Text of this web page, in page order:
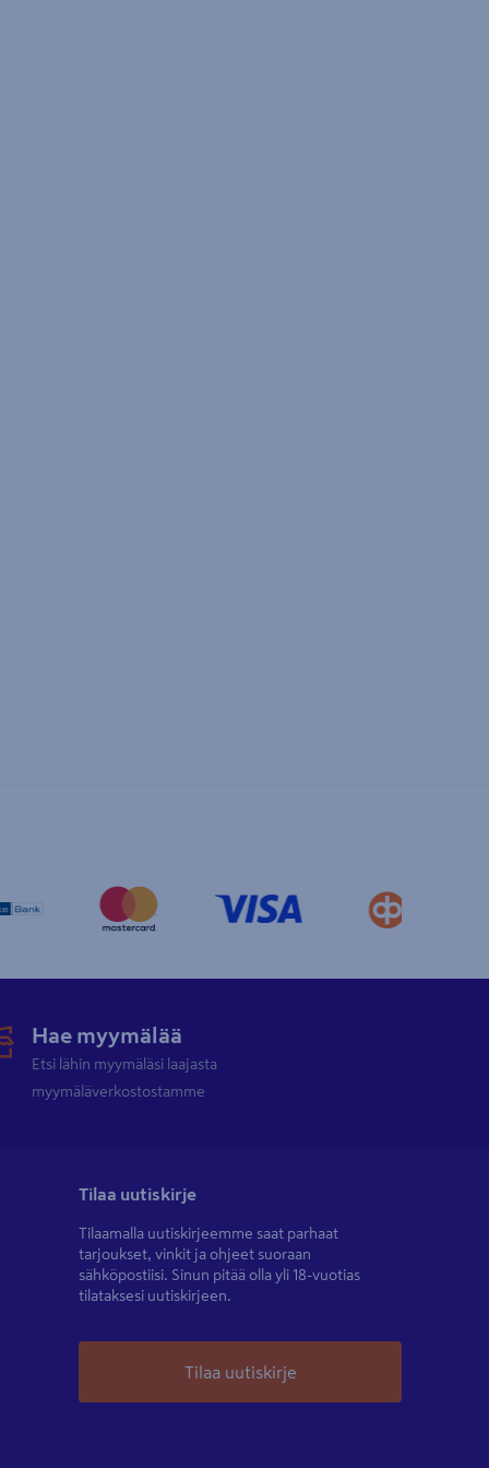
Hae myymälää
Etsi lähin myymäläsi laajasta
myymäläverkostostamme
Tilaa uutiskirje
Tilaamalla uutiskirjeemme saat parhaat
tarjoukset, vinkit ja ohjeet suoraan
sähköpostiisi. Sinun pitää olla yli 18-vuotias
tilataksesi uutiskirjeen.
Tilaa uutiskirje